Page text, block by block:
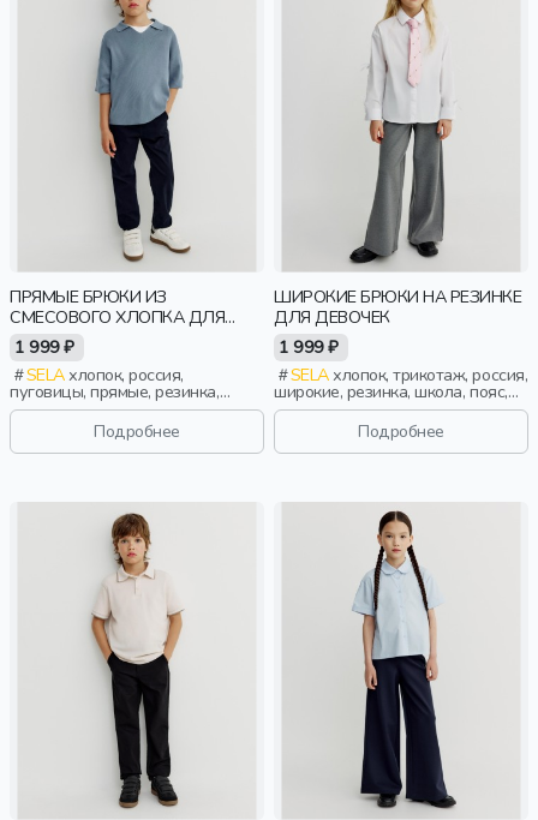
ПРЯМЫЕ БРЮКИ ИЗ
СМЕСОВОГО ХЛОПКА ДЛЯ
МАЛЬЧИКОВ
1 999 ₽
SELAхлопок, россия,
пуговицы, прямые, резинка,
застежка, школа, пояс,
фактурные, мальчики, дети
Подробнее
ШИРОКИЕ БРЮКИ НА РЕЗИНКЕ
ДЛЯ ДЕВОЧЕК
1 999 ₽
SELAхлопок, трикотаж, россия,
широкие, резинка, школа, пояс,
высокая посадка, эластичные,
девочки, детиПодробнее